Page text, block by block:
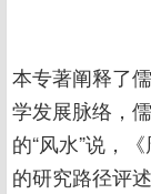
本专著阐释了
学发展脉络，
的“风水”说，
的研究路径评